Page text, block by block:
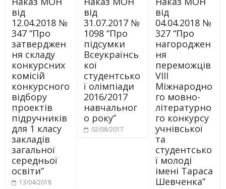
від
12.04.2018 №
347 “Про
затверджен
ня складу
конкурсних
комісій
конкурсного
відбору
проектів
підручників
для 1 класу
закладів
загальної
середньої
освіти”
13/04/2018
від
31.07.2017 №
1098 “Про
підсумки
Всеукраїнсь
кої
студентсько
ї олімпіади
2016/2017
навчальног
о року”
02/08/2017
від
04.04.2018 №
327 “Про
нагороджен
ня
переможців
VIII
Міжнародно
го мовно-
літературно
го конкурсу
учнівської
та
студентсько
ї молоді
імені Тараса
Шевченка”